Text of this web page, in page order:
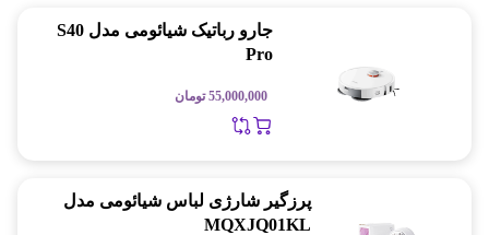
جارو رباتیک شیائومی مدل S40
Pro
55,000,000 تومان
پرزگیر شارژی لباس شیائومی مدل
MQXJQ01KL